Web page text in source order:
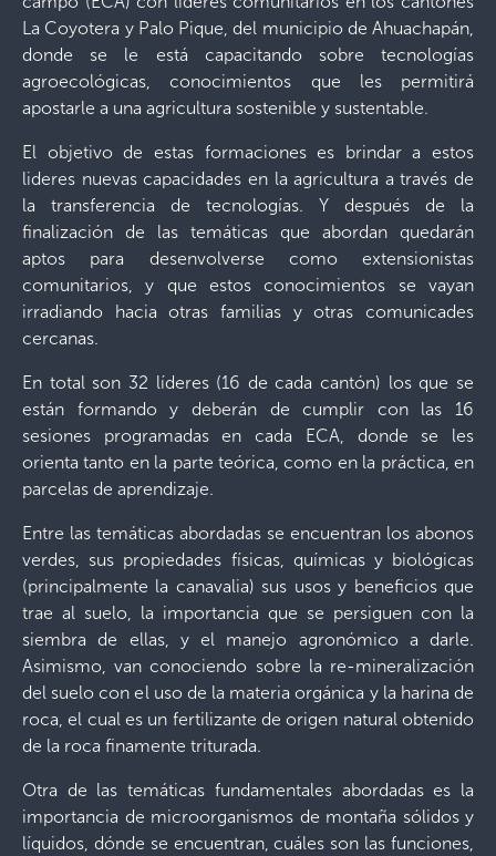
La Coyotera y Palo Pique, del municipio de Ahuachapán,
donde se le está capacitando sobre tecnologías
agroecológicas, conocimientos que les permitirá
apostarle a una agricultura sostenible y sustentable.
El objetivo de estas formaciones es brindar a estos
lideres nuevas capacidades en la agricultura a través de
la transferencia de tecnologías. Y después de la
finalización de las temáticas que abordan quedarán
aptos para desenvolverse como extensionistas
comunitarios, y que estos conocimientos se vayan
irradiando hacia otras familias y otras comunicades
cercanas.
En total son 32 líderes (16 de cada cantón) los que se
están formando y deberán de cumplir con las 16
sesiones programadas en cada ECA, donde se les
orienta tanto en la parte teórica, como en la práctica, en
parcelas de aprendizaje.
Entre las temáticas abordadas se encuentran los abonos
verdes, sus propiedades físicas, químicas y biológicas
(principalmente la canavalia) sus usos y beneficios que
trae al suelo, la importancia que se persiguen con la
siembra de ellas, y el manejo agronómico a darle.
Asimismo, van conociendo sobre la re-mineralización
del suelo con el uso de la materia orgánica y la harina de
roca, el cual es un fertilizante de origen natural obtenido
de la roca finamente triturada.
Otra de las temáticas fundamentales abordadas es la
importancia de microorganismos de montaña sólidos y
líquidos, dónde se encuentran, cuáles son las funciones,